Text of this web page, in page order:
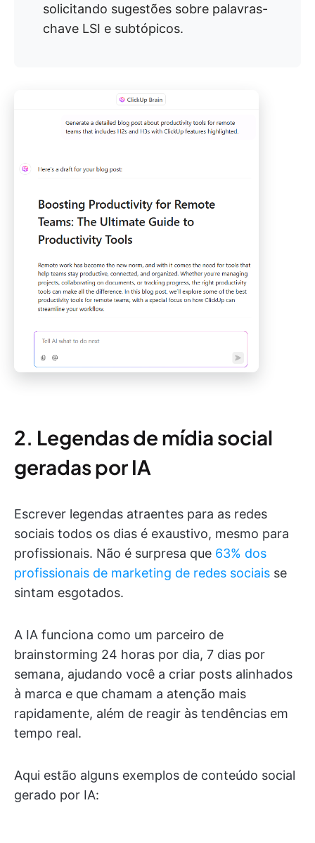
solicitando sugestões sobre palavras-
chave LSI e subtópicos.
2. Legendas de mídia social
geradas por IA
Escrever legendas atraentes para as redes
sociais todos os dias é exaustivo, mesmo para
profissionais. Não é surpresa que 63% dos
profissionais de marketing de redes sociais se
sintam esgotados.
A IA funciona como um parceiro de
brainstorming 24 horas por dia, 7 dias por
semana, ajudando você a criar posts alinhados
à marca e que chamam a atenção mais
rapidamente, além de reagir às tendências em
tempo real.
Aqui estão alguns exemplos de conteúdo social
gerado por IA: